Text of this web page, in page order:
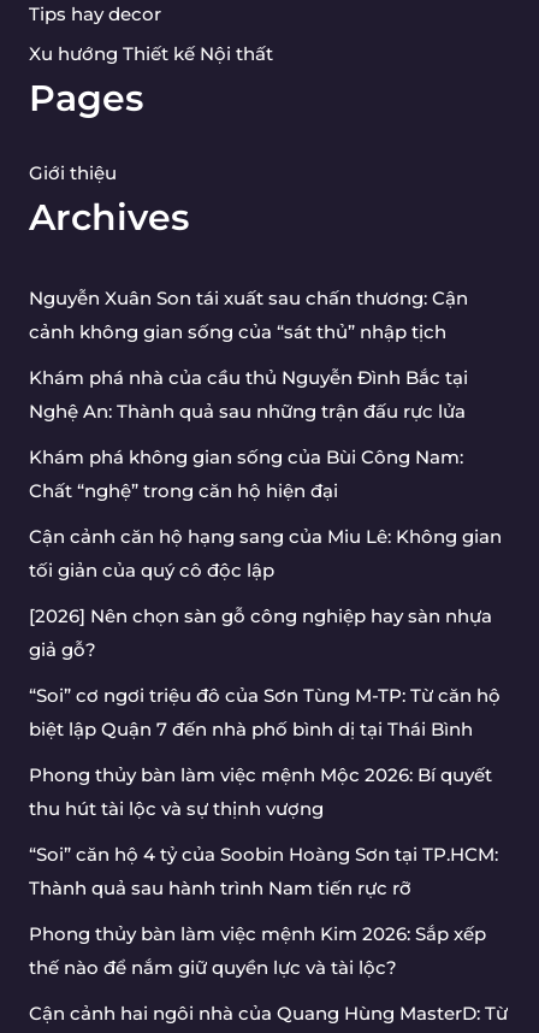
Tips hay decor
Xu hướng Thiết kế Nội thất
Pages
Giới thiệu
Archives
Nguyễn Xuân Son tái xuất sau chấn thương: Cận
cảnh không gian sống của “sát thủ” nhập tịch
Khám phá nhà của cầu thủ Nguyễn Đình Bắc tại
Nghệ An: Thành quả sau những trận đấu rực lửa
Khám phá không gian sống của Bùi Công Nam:
Chất “nghệ” trong căn hộ hiện đại
Cận cảnh căn hộ hạng sang của Miu Lê: Không gian
tối giản của quý cô độc lập
[2026] Nên chọn sàn gỗ công nghiệp hay sàn nhựa
giả gỗ?
“Soi” cơ ngơi triệu đô của Sơn Tùng M-TP: Từ căn hộ
biệt lập Quận 7 đến nhà phố bình dị tại Thái Bình
Phong thủy bàn làm việc mệnh Mộc 2026: Bí quyết
thu hút tài lộc và sự thịnh vượng
“Soi” căn hộ 4 tỷ của Soobin Hoàng Sơn tại TP.HCM:
Thành quả sau hành trình Nam tiến rực rỡ
Phong thủy bàn làm việc mệnh Kim 2026: Sắp xếp
thế nào để nắm giữ quyền lực và tài lộc?
Cận cảnh hai ngôi nhà của Quang Hùng MasterD: Từ